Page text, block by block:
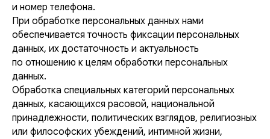
и номер телефона.
При обработке персональных данных нами
обеспечивается точность фиксации персональных
данных, их достаточность и актуальность
по отношению к целям обработки персональных
данных.
Обработка специальных категорий персональных
данных, касающихся расовой, национальной
принадлежности, политических взглядов, религиозных
или философских убеждений, интимной жизни,